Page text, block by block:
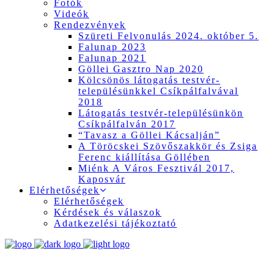
Fotók
Videók
Rendezvények
Szüreti Felvonulás 2024. október 5.
Falunap 2023
Falunap 2021
Göllei Gasztro Nap 2020
Kölcsönös látogatás testvér-
településünkkel Csíkpálfalvával
2018
Látogatás testvér-településünkön
Csíkpálfalván 2017
“Tavasz a Göllei Kácsalján”
A Töröcskei Szövőszakkör és Zsiga
Ferenc kiállítása Göllében
Miénk A Város Fesztivál 2017,
Kaposvár
Elérhetőségek
Elérhetőségek
Kérdések és válaszok
Adatkezelési tájékoztató